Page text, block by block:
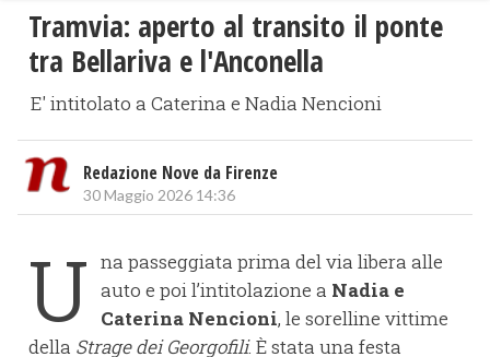
Tramvia: aperto al transito il ponte
tra Bellariva e l'Anconella
E' intitolato a Caterina e Nadia Nencioni
Redazione Nove da Firenze
30 Maggio 2026 14:36
U na passeggiata prima del via libera alle
auto e poi l’intitolazione a Nadia e
Caterina Nencioni, le sorelline vittime
della Strage dei Georgofili. È stata una festa